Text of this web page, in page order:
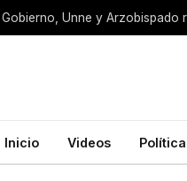
Inicio Videos Política